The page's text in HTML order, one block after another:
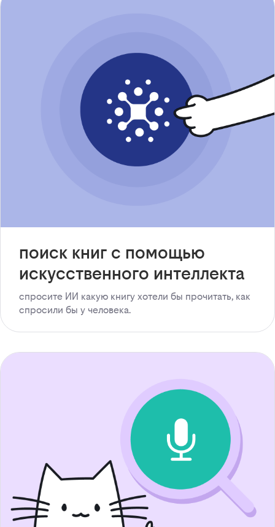
поиск книг с помощью
искусственного интеллекта
спросите ИИ какую книгу хотели бы прочитать, как
спросили бы у человека.